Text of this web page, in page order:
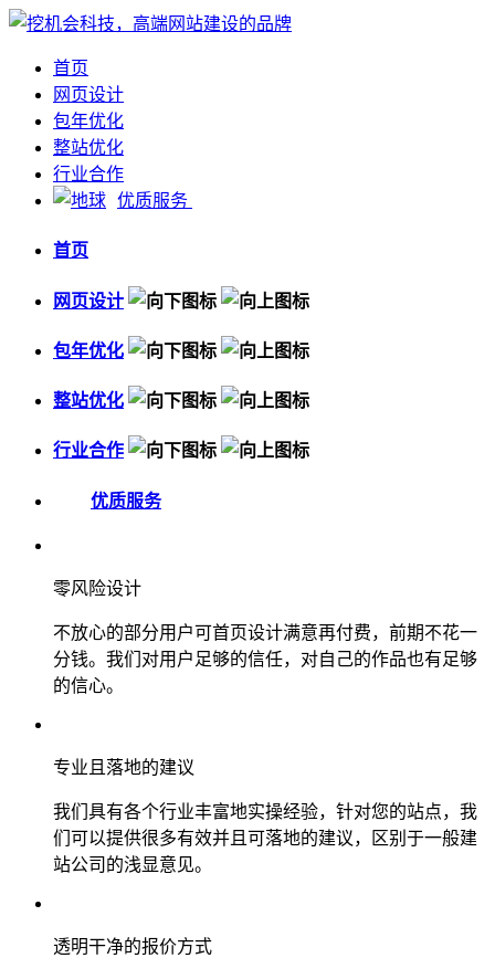
首页
网页设计
包年优化
整站优化
行业合作
优质服务
首页
网页设计
包年优化
整站优化
行业合作
优质服务
零风险设计
不放心的部分用户可首页设计满意再付费，前期不花一
分钱。我们对用户足够的信任，对自己的作品也有足够
的信心。
专业且落地的建议
我们具有各个行业丰富地实操经验，针对您的站点，我
们可以提供很多有效并且可落地的建议，区别于一般建
站公司的浅显意见。
透明干净的报价方式